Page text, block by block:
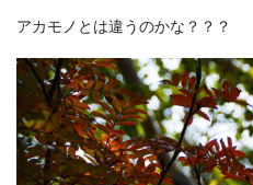
アカモノとは違うのかな？？？